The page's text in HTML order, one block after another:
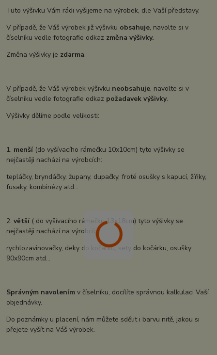
Tuto výšivku Vám rádi vyšijeme na výrobek, dle Vaší představy.
V případě, že Váš výrobek již výšivku obsahuje, navolte si v
číselníku vedle fotografie odkaz změna výšivky.
Změna výšivky je zdarma.
V případě, že Váš výrobek výšivku neobsahuje, navolte si v
číselníku vedle fotografie odkaz požadavek výšivky.
Výšivky dělíme podle velikosti:
1. menší (do vyšívacího rámečku 10x10cm) tyto výšivky se
nejčastěji nachází na výrobcích:
tepláčky, bryndáčky, župany, dupačky, froté osušky s kapucí, žíňky,
fusaky, kombinézy atd...
2.větší ( do vyšívacího rámečku 13x18cm) tyto výšivky se
nejčastěji nachází na výrobcích:
rychlozavinovačky, deky do kočárku, sety do kočárku, osušky
90x90cm atd...
Správným navolením v číselníku, docílíte správnou kalkulaci Vaší
objednávky.
Do poznámky u placení, nám můžete sdělit i barvu nitě, jakou si
přejete vyšít na Váš výrobek.